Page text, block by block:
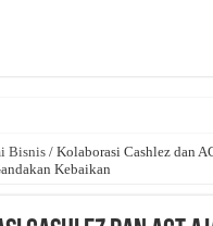
usaha? Kontak ke Email
Lamaran di-email ke
Bisnis / Kolaborasi Cashlez dan
Kebaikan